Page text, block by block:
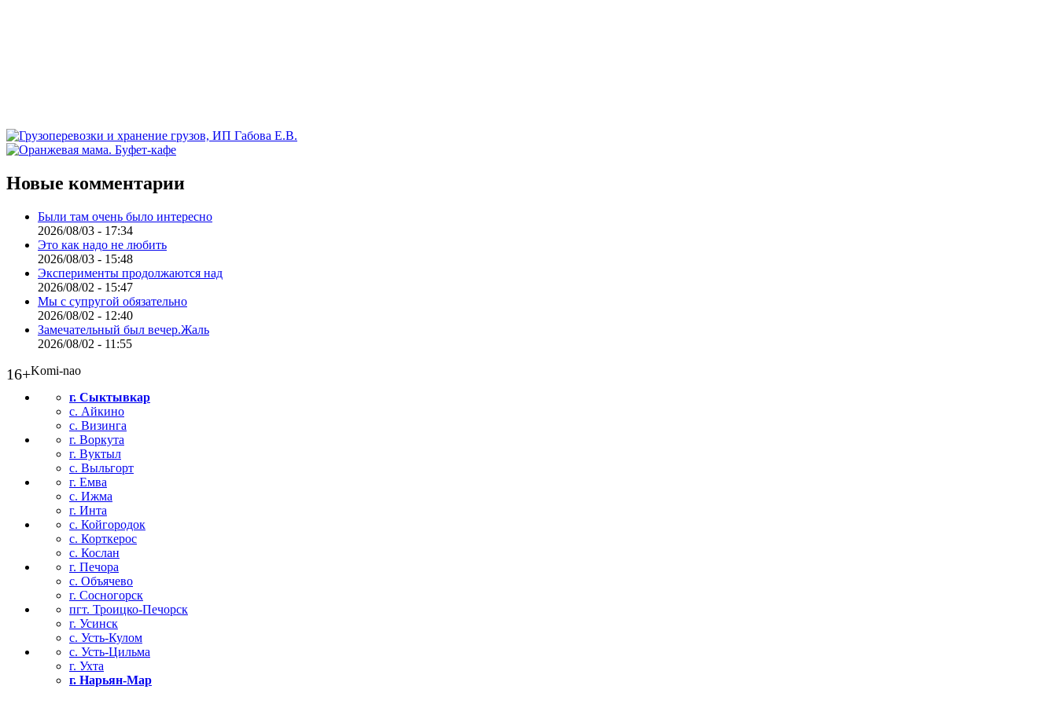
Новые комментарии
Были там очень было интересно
2026/08/03 - 17:34
Это как надо не любить
2026/08/03 - 15:48
Эксперименты продолжаются над
2026/08/02 - 15:47
Мы с супругой обязательно
2026/08/02 - 12:40
Замечательный был вечер.Жаль
2026/08/02 - 11:55
16+Komi-nao
г. Сыктывкар
с. Айкино
с. Визинга
г. Воркута
г. Вуктыл
с. Выльгорт
г. Емва
с. Ижма
г. Инта
с. Койгородок
с. Корткерос
с. Кослан
г. Печора
с. Объячево
г. Сосногорск
пгт. Троицко-Печорск
г. Усинск
с. Усть-Кулом
с. Усть-Цильма
г. Ухта
г. Нарьян-Мар